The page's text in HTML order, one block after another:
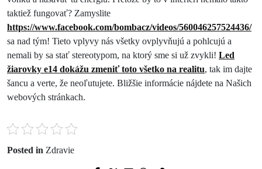
taktiež fungovať? Zamyslite
https://www.facebook.com/bombacz/videos/560046257524436/
sa nad tým! Tieto vplyvy nás všetky ovplyvňujú a pohlcujú a
nemali by sa stať stereotypom, na ktorý sme si už zvykli! Led
žiarovky e14 dokážu zmeniť toto všetko na realitu, tak im dajte
šancu a verte, že neoľutujete. Bližšie informácie nájdete na Našich
webových stránkach.
Posted in Zdravie